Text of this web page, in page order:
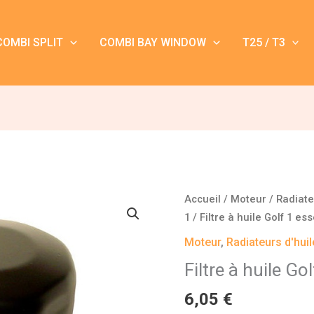
SPLIT COMBI BAY WINDOW T25 / T3
Accueil / Moteur /
1 / Filtre à huile Golf 1
Moteur, Radiateurs
Filtre à huile
6,05 €
quantité
de
Filtre
huile
1